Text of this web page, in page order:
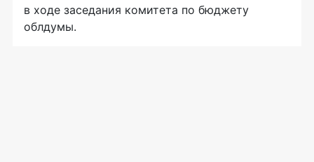
в ходе заседания комитета по бюджету
облдумы.